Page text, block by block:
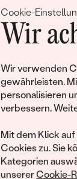
Cookie-
Wir
Wir verwenden
gewährleisten.
personalisieren
verbessern.
Mit dem Klick
Cookies zu. Sie
Kategorien
unsererCookie-